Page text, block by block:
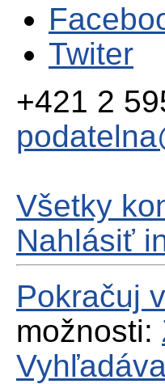
Twiter
+421 2
Všetky
Nahlásiť
Pokračuj
možnosti: